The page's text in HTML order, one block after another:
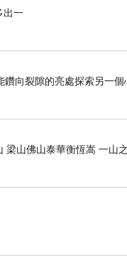
出一
向裂隙的亮處探索另一
梁山佛山泰華衡恆嵩 一山